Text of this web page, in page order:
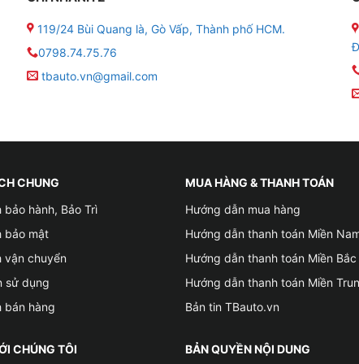
30
119/24 Bùi Quang là, Gò Vấp, Thành phố HCM.
0798.74.75.76
tbauto.vn@gmail.com
CHUNG
bảo hành, Bảo Trì
bảo mật
vận chuyển
sử dụng
bán hàng
MUA HÀNG & THANH TOÁN
Hướng dẫn mua hàng
Hướng dẫn thanh toán Miền
Hướng dẫn thanh toán Miền Bắc
Hướng dẫn thanh toán Miền
Bản tin TBauto.vn
CHÚNG TÔI BẢN QUYỀN NỘI DUNG